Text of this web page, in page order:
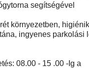
segítségével
környezetben,
ingyenes parkolási
08.00 - 15 .00 -Ig a